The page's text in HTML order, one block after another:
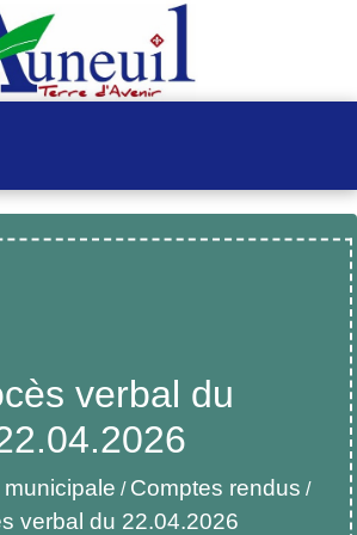
verbal du
municipale / Comptes rendus /
verbal du 22.04.2026